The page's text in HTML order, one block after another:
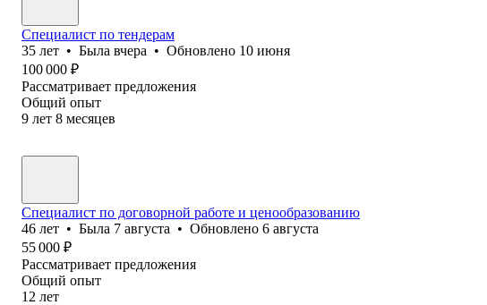
Специалист по тендерам
35 лет • Была вчера • Обновлено 10 июня
100 000 ₽
Рассматривает предложения
Общий опыт
9 лет 8 месяцев
Специалист по договорной работе и ценообразованию
46 лет • Была 7 августа • Обновлено 6 августа
55 000 ₽
Рассматривает предложения
Общий опыт
12 лет